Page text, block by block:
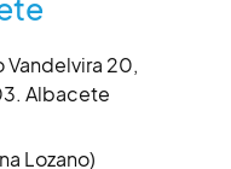
20,
Albacete
Lozano)